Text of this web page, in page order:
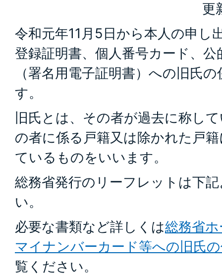
更
令和元年11月5日から本人の申し
登録証明書、個人番号カード、
（署名用電子証明書）への旧氏
す。
旧氏とは、その者が過去に称し
の者に係る戸籍又は除かれた戸
ているものをいいます。
総務省発行のリーフレットは下
い。
必要な書類など詳しくは総務省
マイナンバーカード等への旧氏
覧ください。